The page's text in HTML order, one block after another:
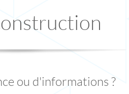
ou d'informations ?